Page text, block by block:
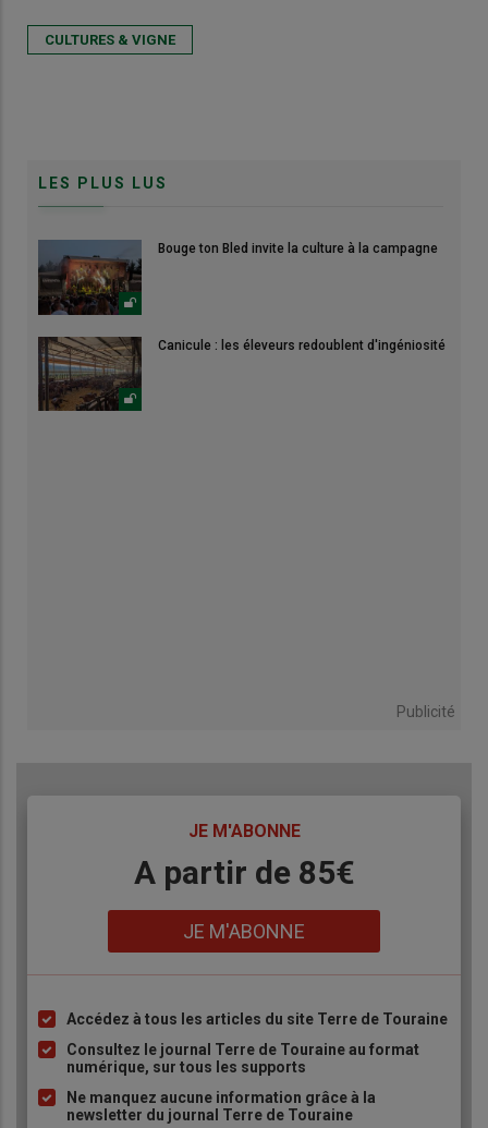
CULTURES & VIGNE
LES PLUS LUS
Bouge ton Bled invite la culture à la campagne
Canicule : les éleveurs redoublent d'ingéniosité
Publicité
JE M'ABONNE
A partir de 85€
JE M'ABONNE
Liste
à
puce
Accédez à tous les articles du site Terre de Touraine
Consultez le journal Terre de Touraine au format
numérique, sur tous les supports
Ne manquez aucune information grâce à la
newsletter du journal Terre de Touraine